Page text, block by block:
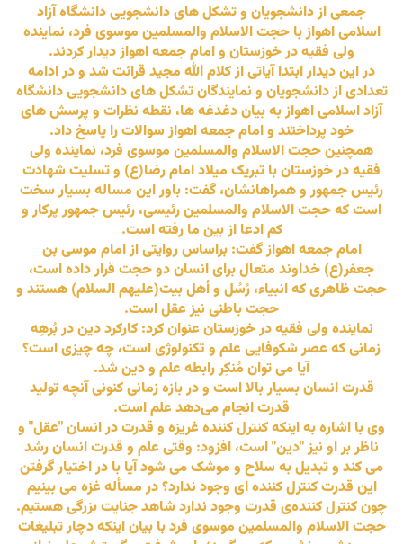
جمعی از دانشجویان و تشکل های دانشجویی دانشگاه آزاد
اسلامی اهواز با حجت الاسلام والمسلمین موسوی فرد، نماینده
ولی فقیه در خوزستان و امام جمعه اهواز دیدار کردند.
در این دیدار ابتدا آیاتی از کلام الله مجید قرائت شد و در ادامه
تعدادی از دانشجویان و نمایندگان تشکل های دانشجویی دانشگاه
آزاد اسلامی اهواز به بیان دغدغه ها، نقطه نظرات و پرسش های
خود پرداختند و امام جمعه اهواز سوالات را پاسخ داد.
همچنین حجت الاسلام والمسلمین موسوی فرد، نماینده ولی
فقیه در خوزستان با تبریک میلاد امام رضا(ع) و تسلیت شهادت
رئیس جمهور و همراهانشان، گفت: باور این مساله بسیار سخت
است که حجت الاسلام والمسلمین رئیسی، رئیس جمهور پرکار و
کم ادعا از بین ما رفته است.
امام جمعه اهواز گفت: براساس روایتی از امام موسی بن
جعفر(ع) خداوند متعال برای انسان دو حجت قرار داده است،
حجت ظاهری که انبیاء، رُسُل و أهل بیت(علیهم السلام) هستند و
حجت باطنی نیز عقل است.
نماینده ولی فقیه در خوزستان عنوان کرد: کارکرد دین در بُرهِه
زمانی که عصر شکوفایی علم و تکنولوژی است، چه چیزی است؟
آیا می توان مُنکِر رابطه علم و دین شد.
قدرت انسان بسیار بالا است و در بازه زمانی کنونی آنچه تولید
قدرت انجام می‌دهد علم است.
وی با اشاره به اینکه کنترل کننده غریزه و قدرت در انسان‌ "عقل" و
ناظر بر او نیز "دین" است، افزود: وقتی علم و قدرت انسان رشد
می کند و تبدیل به سلاح و موشک می شود آیا با در اختیار گرفتن
این قدرت کنترل کننده ای وجود ندارد؟ در مسأله غزه می بینیم
چون کنترل کننده‌ی قدرت وجود ندارد شاهد جنایت بزرگی هستیم.
حجت الاسلام والمسلمین موسوی فرد با بیان اینکه دچار تبلیغات